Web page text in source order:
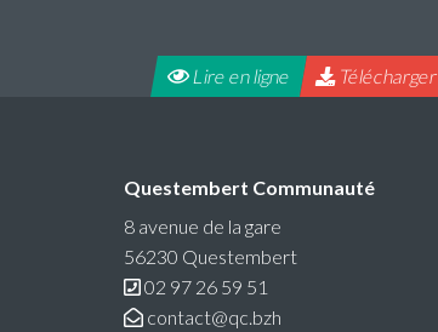
Lire en ligne Télécharger
Questembert Communauté
8 avenue de la gare
56230 Questembert
02 97 26 59 51
contact@qc.bzh